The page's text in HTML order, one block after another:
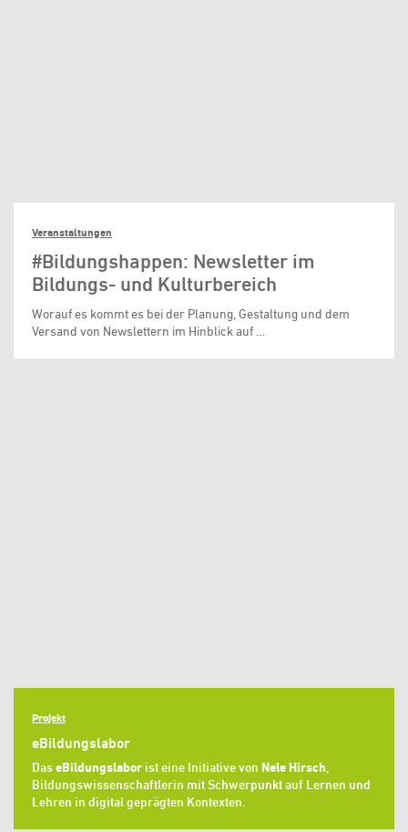
Veranstaltungen
#Bildungshappen: Newsletter im
Bildungs- und Kulturbereich
Worauf es kommt es bei der Planung, Gestaltung und dem
Versand von Newslettern im Hinblick auf …
Projekt
eBildungslabor
DaseBildungslabor ist eine Initiative von Nele Hirsch,
Bildungswissenschaftlerin mit Schwerpunkt auf Lernen und
Lehren in digital geprägten Kontexten.